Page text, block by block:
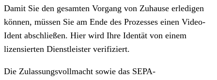
Damit Sie den gesamten Vorgang von Zuhause erledigen
können, müssen Sie am Ende des Prozesses einen Video-
Ident abschließen. Hier wird Ihre Identät von einem
lizensierten Dienstleister verifiziert.
Die Zulassungsvollmacht sowie das SEPA-